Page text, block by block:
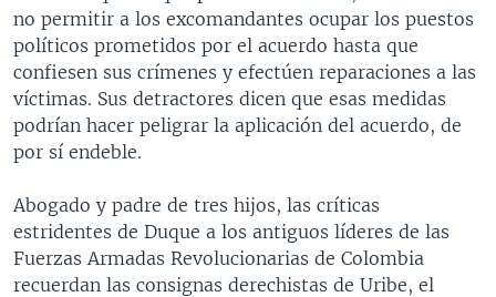
no permitir a los excomandantes ocupar los puestos
políticos prometidos por el acuerdo hasta que
confiesen sus crímenes y efectúen reparaciones a las
víctimas. Sus detractores dicen que esas medidas
podrían hacer peligrar la aplicación del acuerdo, de
por sí endeble.
Abogado y padre de tres hijos, las críticas
estridentes de Duque a los antiguos líderes de las
Fuerzas Armadas Revolucionarias de Colombia
recuerdan las consignas derechistas de Uribe, el